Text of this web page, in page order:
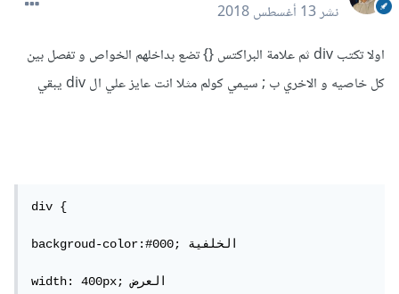
نشر13 أغسطس 2018
اولا تكتب div ثم علامة البراكتس {} تضع بداخلهم الخواص و تفصل بين
كل خاصيه و الاخري ب ; سيمي كولم مثلا انت عايز علي ال div يبقي
div {
backgroud-color:#000; الخلفية
width: 400px; العرض